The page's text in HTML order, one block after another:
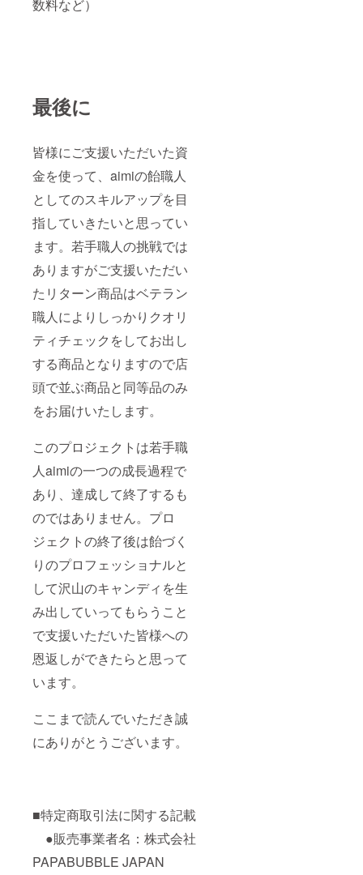
数料など）
最後に
皆様にご支援いただいた資
金を使って、aimiの飴職人
としてのスキルアップを目
指していきたいと思ってい
ます。若手職人の挑戦では
ありますがご支援いただい
たリターン商品はベテラン
職人によりしっかりクオリ
ティチェックをしてお出し
する商品となりますので店
頭で並ぶ商品と同等品のみ
をお届けいたします。
このプロジェクトは若手職
人aimiの一つの成長過程で
あり、達成して終了するも
のではありません。プロ
ジェクトの終了後は飴づく
りのプロフェッショナルと
して沢山のキャンディを生
み出していってもらうこと
で支援いただいた皆様への
恩返しができたらと思って
います。
ここまで読んでいただき誠
にありがとうございます。
■特定商取引法に関する記載
●販売事業者名：株式会社
PAPABUBBLE JAPAN